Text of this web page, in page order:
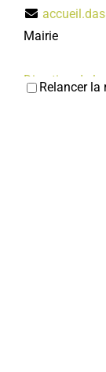
Mairie
Direction de
Relancer la